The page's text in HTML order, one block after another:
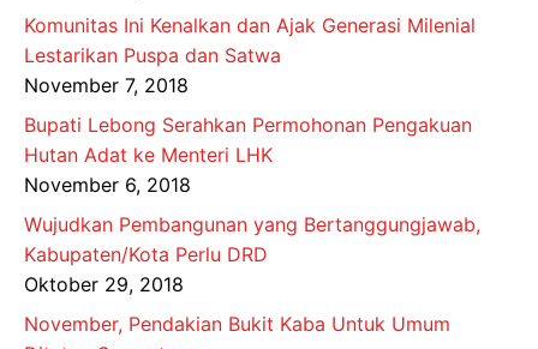
Komunitas Ini Kenalkan dan Ajak Generasi Milenial
Lestarikan Puspa dan Satwa
November 7, 2018
Bupati Lebong Serahkan Permohonan Pengakuan
Hutan Adat ke Menteri LHK
November 6, 2018
Wujudkan Pembangunan yang Bertanggungjawab,
Kabupaten/Kota Perlu DRD
Oktober 29, 2018
November, Pendakian Bukit Kaba Untuk Umum